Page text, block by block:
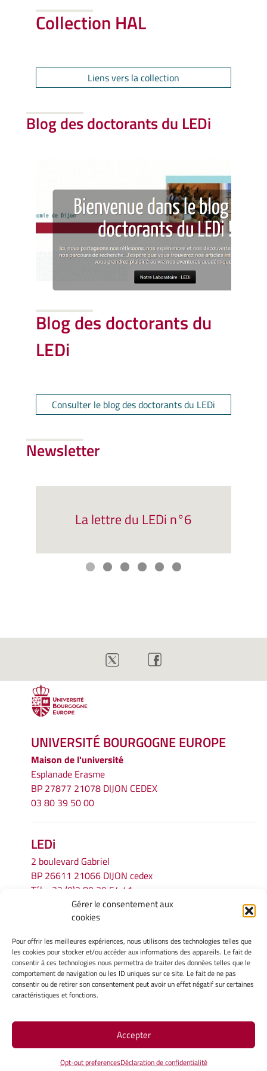
Gérer le consentement aux
cookies
Pour offrir les meilleures expériences, nous utilisons des technologies telles que
les cookies pour stocker et/ou accéder aux informations des appareils. Le fait de
consentir à ces technologies nous permettra de traiter des données telles que le
comportement de navigation ou les ID uniques sur ce site. Le fait de ne pas
consentir ou de retirer son consentement peut avoir un effet négatif sur certaines
caractéristiques et fonctions.
Accepter
Opt-out preferencesDéclaration de confidentialité
Collection HAL
Liens vers la collection
Blog des doctorants du LEDi
Blog des doctorants du
LEDi
Consulter le blog des doctorants du LEDi
Newsletter
La lettre du LEDi n°6
UNIVERSITÉ BOURGOGNE EUROPE
Maison de l'université
Esplanade Erasme
BP 27877 21078 DIJON CEDEX
03 80 39 50 00
LEDi
2 boulevard Gabriel
BP 26611 21066 DIJON cedex
Tél.
+33 (0)3 80 39 54 41
secretariat.ledi@u-bourgogne.fr
INFORMATIONS LÉGALES
Mentions légales
Gérer mes cookies
Politique de cookies
Avertissement
Site Officiel - LEDI @ 2026
Copyright Université de Bourgogne Europe